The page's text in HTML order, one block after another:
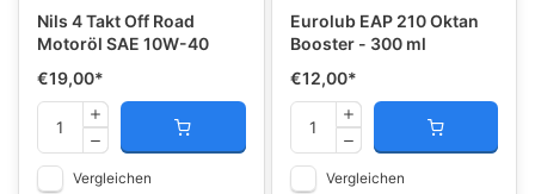
Nils 4 Takt Off Road
Motoröl SAE 10W-40
€19,00*
Vergleichen
Eurolub EAP 210 Oktan
Booster - 300 ml
€12,00*
Vergleichen